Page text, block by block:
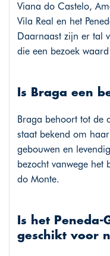
Viana do Castelo,
Vila Real en het
Daarnaast zijn er tal
die een bezoek
Is Braga een
Braga behoort tot de
staat bekend om
gebouwen en
bezocht vanwege het
do Monte.
Is het Peneda-
geschikt voor